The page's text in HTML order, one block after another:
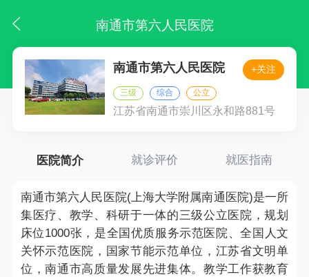
南通市第六人民医院
南通市第六人民医院 +关注
三级 综合 公立
江苏省南通市崇川区永和路881号
医院简介 就诊评价 就医指南
南通市第六人民医院(上海大学附属南通医院)是一所
集医疗、教学、科研于一体的三级公立医院，规划
床位1000张，是全国优质服务示范医院、全国人文
关怀示范医院，国家节能示范单位，江苏省文明单
位，南通市高质量发展先进集体。教学工作获教育